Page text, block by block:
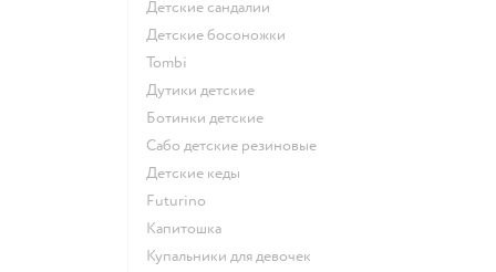
Детские сандалии
Детские босоножки
Tombi
Дутики детские
Ботинки детские
Сабо детские резиновые
Детские кеды
Futurino
Капитошка
Купальники для девочек